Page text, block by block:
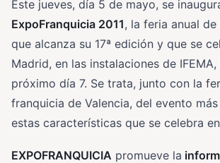
Este jueves, día 5 de mayo, se
ExpoFranquicia 2011, la feria anual de
que alcanza su 17ª edición y que se
Madrid, en las instalaciones de IFEMA,
próximo día 7. Se trata, junto con la
franquicia de Valencia, del evento
estas características que se celebra
EXPOFRANQUICIA promueve la